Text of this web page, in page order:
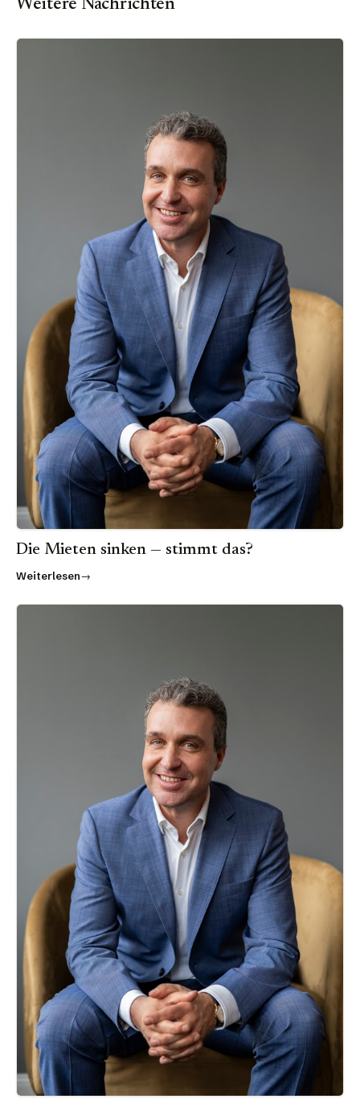
Weitere Nachrichten
Die Mieten sinken — stimmt das?
Weiterlesen